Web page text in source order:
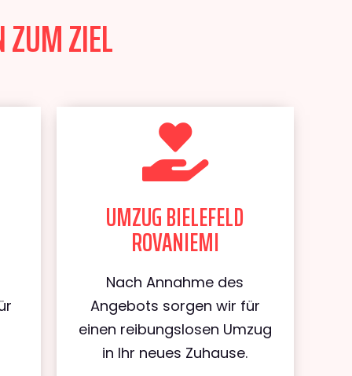
ZIEL
UMZUG BIELEFELD
ROVANIEMI
Nach Annahme des
Angebots sorgen wir für
einen reibungslosen Umzug
in Ihr neues Zuhause.